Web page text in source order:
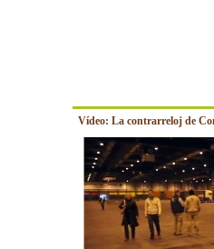
Vídeo: La contrarreloj de